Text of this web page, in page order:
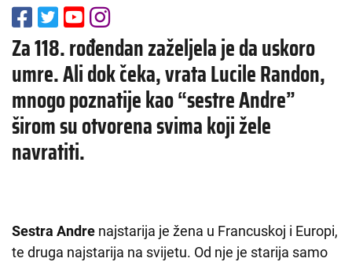
Za 118. rođendan zaželjela je da uskoro
umre. Ali dok čeka, vrata Lucile Randon,
mnogo poznatije kao “sestre Andre”
širom su otvorena svima koji žele
navratiti.
Sestra Andre najstarija je žena u Francuskoj i Europi,
te druga najstarija na svijetu. Od nje je starija samo